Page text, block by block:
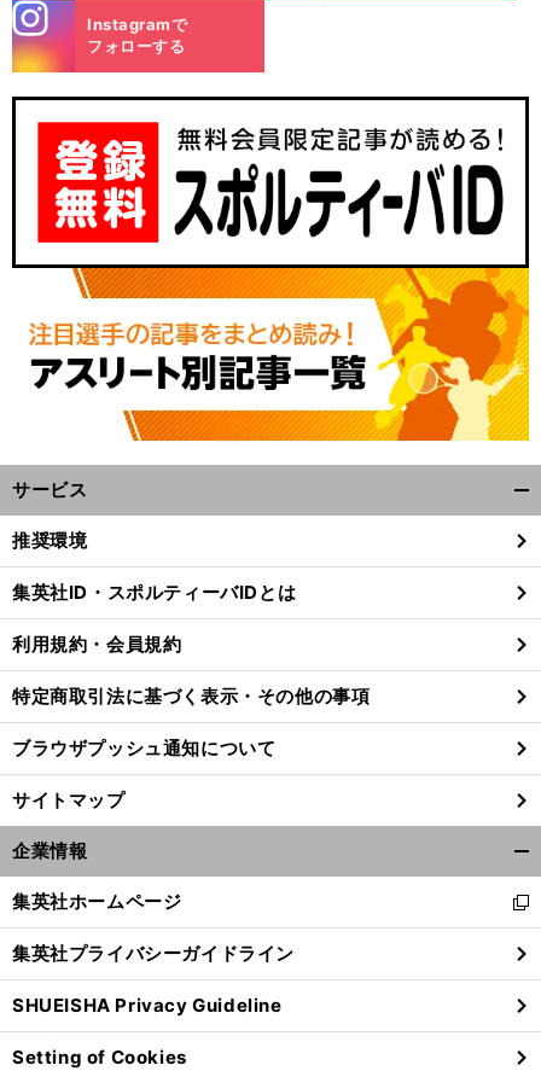
m
Instagramで
フォローする
サービス
閉
る
推奨環境
集英社ID・スポルティーバIDとは
利用規約・会員規約
特定商取引法に基づく表示・その他の事項
ブラウザプッシュ通知について
サイトマップ
企業情報
閉
る
集英社ホームページ
新
し
い
ウ
ィ
ン
ド
集英社プライバシーガイドライン
SHUEISHA Privacy Guideline
Setting of Cookies